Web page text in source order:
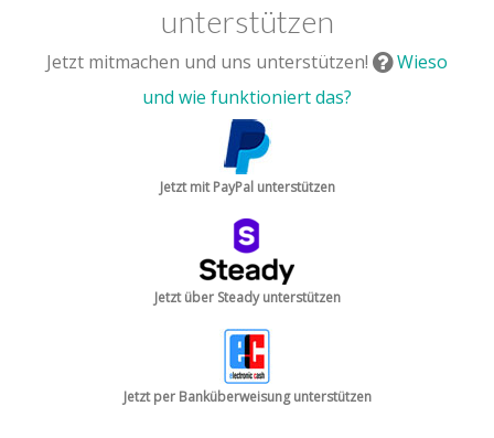
unterstützen
Jetzt mitmachen und uns unterstützen!
Wieso
und wie funktioniert das?
Jetzt mit PayPal unterstützen
Jetzt über Steady unterstützen
Jetzt per Banküberweisung unterstützen